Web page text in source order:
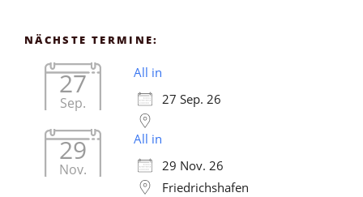
NÄCHSTE TERMINE:
27
Sep.
All in
27 Sep. 26
29
Nov.
All in
29 Nov. 26
Friedrichshafen